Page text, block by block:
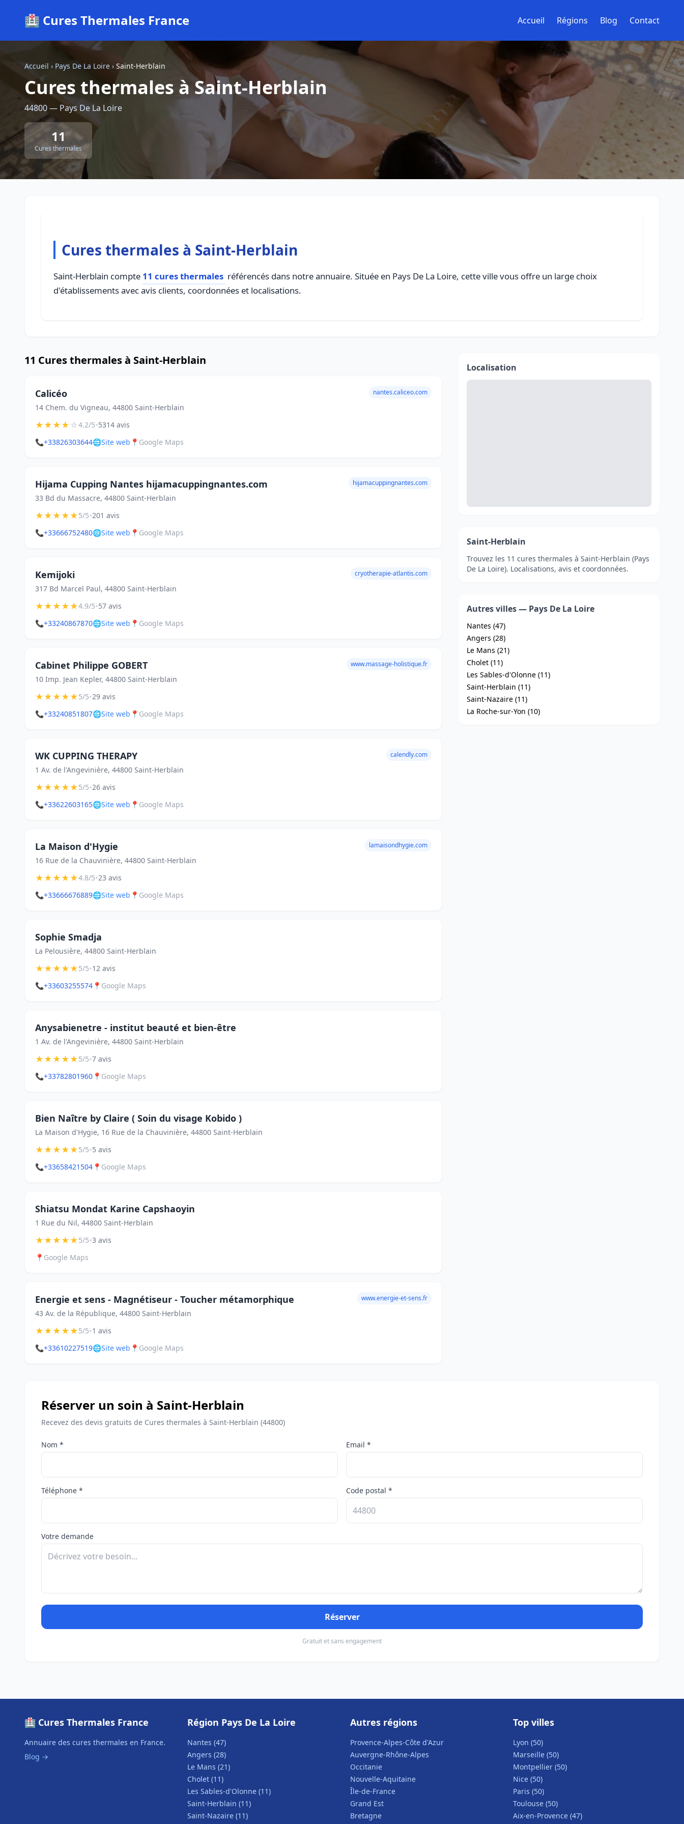
🏥 Cures Thermales France Accueil Régions Blog Contact
Accueil › Pays De La Loire › Saint-Herblain
Cures thermales à Saint-Herblain
44800 — Pays De La Loire
11
Cures thermales
Cures thermales à Saint-Herblain
Saint-Herblain compte 11 cures thermales référencés dans notre annuaire. Située en Pays De La Loire, cette ville vous offre un large choix
d'établissements avec avis clients, coordonnées et localisations.
11 Cures thermales à Saint-Herblain
Calicéo
14 Chem. du Vigneau, 44800 Saint-Herblain
nantes.caliceo.com
★★★★☆4.2/5•5314 avis
📞+33826303644🌐Site web 📍 Google Maps
Hijama Cupping Nantes hijamacuppingnantes.com
33 Bd du Massacre, 44800 Saint-Herblain
hijamacuppingnantes.com
★★★★★5/5•201 avis
📞+33666752480🌐Site web 📍 Google Maps
Kemijoki
317 Bd Marcel Paul, 44800 Saint-Herblain
cryotherapie-atlantis.com
★★★★★4.9/5•57 avis
📞+33240867870🌐Site web 📍 Google Maps
Cabinet Philippe GOBERT
10 Imp. Jean Kepler, 44800 Saint-Herblain
www.massage-holistique.fr
★★★★★5/5•29 avis
📞+33240851807🌐Site web 📍 Google Maps
WK CUPPING THERAPY
1 Av. de l'Angevinière, 44800 Saint-Herblain
calendly.com
★★★★★5/5•26 avis
📞+33622603165🌐Site web 📍 Google Maps
La Maison d'Hygie
16 Rue de la Chauvinière, 44800 Saint-Herblain
lamaisondhygie.com
★★★★★4.8/5•23 avis
📞+33666676889🌐Site web 📍 Google Maps
Sophie Smadja
La Pelousière, 44800 Saint-Herblain
★★★★★5/5•12 avis
📞+33603255574 📍 Google Maps
Anysabienetre - institut beauté et bien-être
1 Av. de l'Angevinière, 44800 Saint-Herblain
★★★★★5/5•7 avis
📞+33782801960 📍 Google Maps
Bien Naître by Claire ( Soin du visage Kobido )
La Maison d'Hygie, 16 Rue de la Chauvinière, 44800 Saint-Herblain
★★★★★5/5•5 avis
📞+33658421504 📍 Google Maps
Shiatsu Mondat Karine Capshaoyin
1 Rue du Nil, 44800 Saint-Herblain
★★★★★5/5•3 avis
📍 Google Maps
Energie et sens - Magnétiseur - Toucher métamorphique
43 Av. de la République, 44800 Saint-Herblain
www.energie-et-sens.fr
★★★★★5/5•1 avis
📞+33610227519🌐Site web 📍 Google Maps
Localisation
Saint-Herblain
Trouvez les 11 cures thermales à Saint-Herblain (Pays
De La Loire). Localisations, avis et coordonnées.
Autres villes — Pays De La Loire
Nantes (47)
Angers (28)
Le Mans (21)
Cholet (11)
Les Sables-d'Olonne (11)
Saint-Herblain (11)
Saint-Nazaire (11)
La Roche-sur-Yon (10)
Réserver un soin à Saint-Herblain
Recevez des devis gratuits de Cures thermales à Saint-Herblain (44800)
Nom * Email *
Téléphone * Code postal *
Votre demande
Réserver
Gratuit et sans engagement
🏥 Cures Thermales France
Annuaire des cures thermales en France.
Blog →
Région Pays De La Loire
Nantes (47)
Angers (28)
Le Mans (21)
Cholet (11)
Les Sables-d'Olonne (11)
Saint-Herblain (11)
Saint-Nazaire (11)
Autres régions
Provence-Alpes-Côte d'Azur
Auvergne-Rhône-Alpes
Occitanie
Nouvelle-Aquitaine
Île-de-France
Grand Est
Bretagne
Top villes
Lyon (50)
Marseille (50)
Montpellier (50)
Nice (50)
Paris (50)
Toulouse (50)
Aix-en-Provence (47)